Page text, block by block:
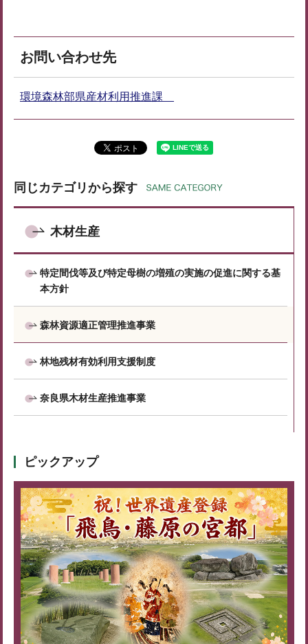
お問い合わせ先
環境森林部県産材利用推進課
同じカテゴリから探す
木材生産
特定間伐等及び特定母樹の増殖の実施の促進に関する基
本方針
森林資源適正管理推進事業
林地残材有効利用支援制度
奈良県木材生産推進事業
ピックアップ